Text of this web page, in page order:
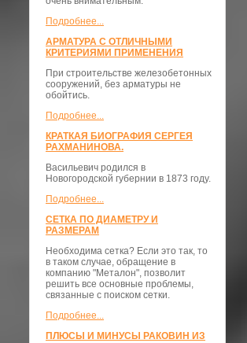
Подробнее...
АРМАТУРА С ОТЛИЧНЫМИ
КРИТЕРИЯМИ ПРИМЕНЕНИЯ
При строительстве железобетонных
сооружений, без арматуры не
обойтись.
Подробнее...
КРАТКАЯ БИОГРАФИЯ СЕРГЕЯ
РАХМАНИНОВА.
Васильевич родился в
Новогородской губернии в 1873 году.
Подробнее...
СЕТКА ПО ДИАМЕТРУ И
РАЗМЕРАМ
Необходима сетка? Если это так, то
в таком случае, обращение в
компанию "Металон", позволит
решить все основные проблемы,
связанные с поиском сетки.
Подробнее...
ПЛЮСЫ И МИНУСЫ РАКОВИН ИЗ